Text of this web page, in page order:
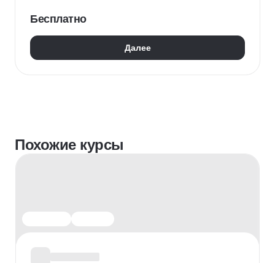
Бесплатно
Далее
Похожие курсы